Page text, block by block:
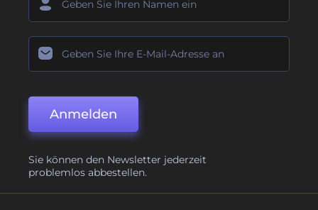
Anmelden
Sie können den Newsletter jederzeit
problemlos abbestellen.